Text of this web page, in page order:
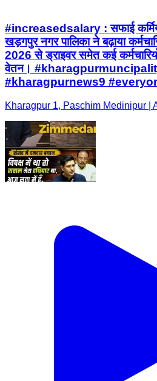
#increasedsalary : सफाई
खड़गपुर नगर पालिका ने बढ़ाया
2026 से ड्राइवर समेत कई
वेतन।
#kharagpurnews9
Kharagpur 1, Paschim Medinipur |